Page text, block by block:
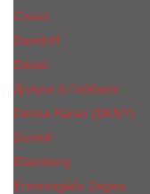
Creed
Davidoff
Diesel
Дольче & Габбана
Donna Karan (DKNY)
Dunhill
Eisenberg
Ermenegildo Zegna